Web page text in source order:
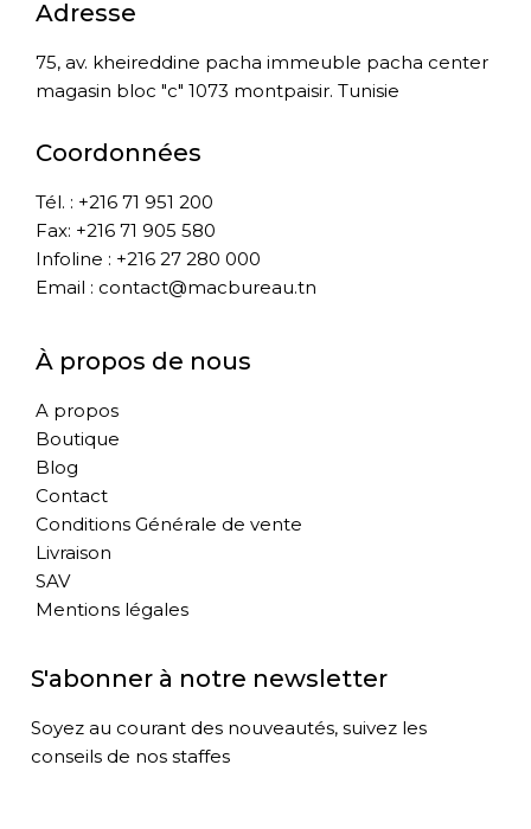
Adresse
75, av. kheireddine pacha immeuble pacha center
magasin bloc "c" 1073 montpaisir. Tunisie
Coordonnées
Tél. : +216 71 951 200
Fax: +216 71 905 580
Infoline : +216 27 280 000
Email : contact@macbureau.tn
À propos de nous
A propos
Boutique
Blog
Contact
Conditions Générale de vente
Livraison
SAV
Mentions légales
S'abonner à notre newsletter
Soyez au courant des nouveautés, suivez les
conseils de nos staffes